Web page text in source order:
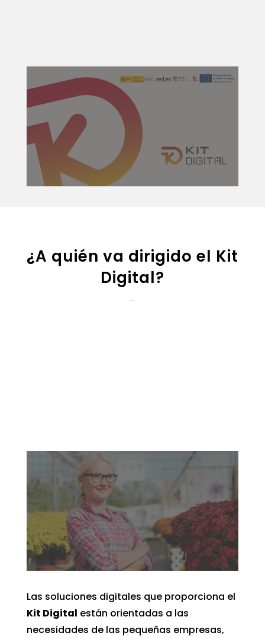
¿A quién va dirigido el Kit
Digital?
Las soluciones digitales que proporciona el
Kit Digital están orientadas a las
necesidades de las pequeñas empresas,